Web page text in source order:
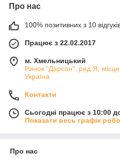
Про нас
100% позитивних з 10
Працює з 22.02.2017
м. Хмельницький
Ринок "Дарсон", ряд Я,
Україна
Контакти
Сьогодні працює з 10:00
Показати весь графік
Про нас